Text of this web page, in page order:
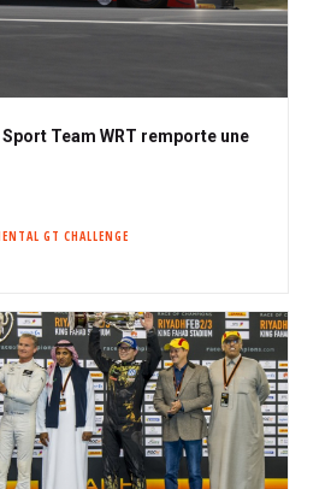
Team WRT remporte une
GT CHALLENGE